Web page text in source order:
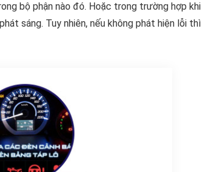
bộ phận nào đó. Hoặc trong trường hợp khi
sáng. Tuy nhiên, nếu không phát hiện lỗi thì